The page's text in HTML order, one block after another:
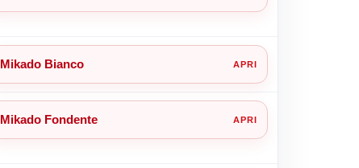
Mikado Bianco
Mikado Fondente